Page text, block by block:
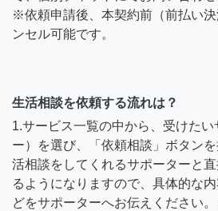
※依頼申請後、本契約前（前払い
ンセル可能です。
生活相談を依頼する流れは？
1.サービス一覧の中から、受けたい
ー）を選び、「依頼相談」ボタン
活相談をしてくれるサポーターと
るようになりますので、具体的な
どをサポーターへお伝えください